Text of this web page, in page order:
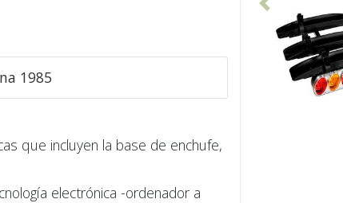
1985
que incluyen la base de enchufe,
electrónica -ordenador a